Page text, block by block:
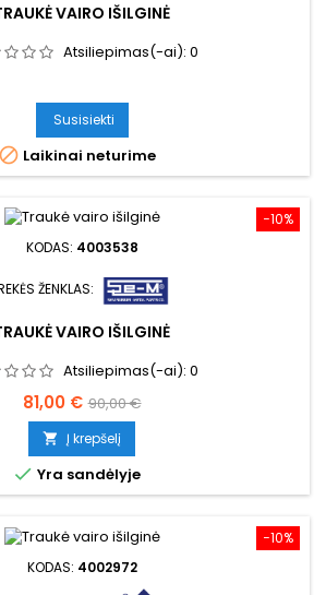
VAIRO IŠILGINĖ
Atsiliepimas(-ai): 0
Susisiekti
 Laikinai neturime
−10%
KODAS: 4003538
ŽENKLAS:
VAIRO IŠILGINĖ
Atsiliepimas(-ai): 0
Kaina
81,00 € Bazinė
kaina
90,00 €
 Į krepšelį
 Yra sandėlyje
−10%
KODAS: 4002972